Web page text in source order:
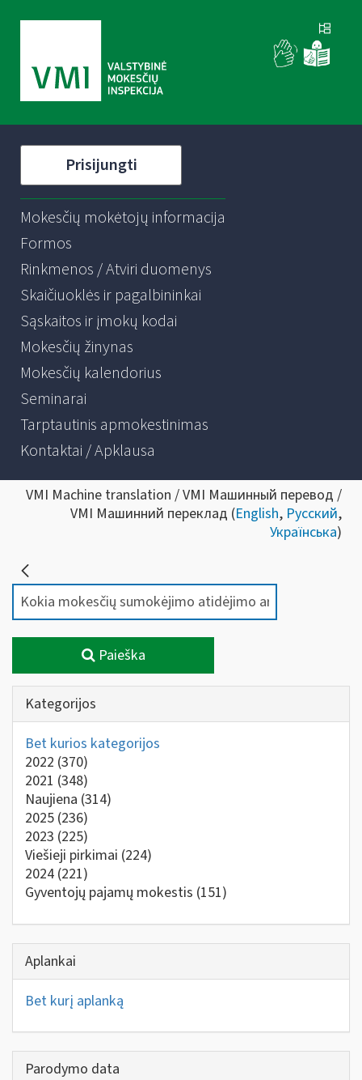
Prisijungti
Mokesčių mokėtojų informacija
Formos
Rinkmenos / Atviri duomenys
Skaičiuoklės ir pagalbininkai
Sąskaitos ir įmokų kodai
Mokesčių žinynas
Mokesčių kalendorius
Seminarai
Tarptautinis apmokestinimas
Kontaktai / Apklausa
VMI Machine translation / VMI Машинный перевод /
VMI Машинний переклад (English, Русский,
Українська)
Paieška
Kategorijos
Bet kurios kategorijos
2022 (370)
2021 (348)
Naujiena (314)
2025 (236)
2023 (225)
Viešieji pirkimai (224)
2024 (221)
Gyventojų pajamų mokestis (151)
Aplankai
Bet kurį aplanką
Parodymo data